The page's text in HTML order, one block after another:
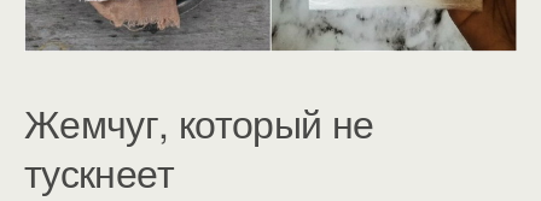
Жемчуг, который не
тускнеет